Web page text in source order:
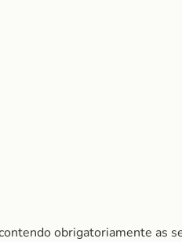
obrigatoriamente as